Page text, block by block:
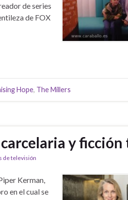
de series
de FOX
Hope, The Millers
y
de televisión
Kerman,
en el cual se